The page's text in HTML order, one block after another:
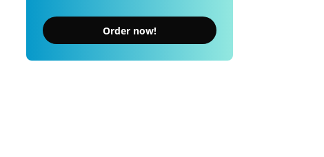
Order now!